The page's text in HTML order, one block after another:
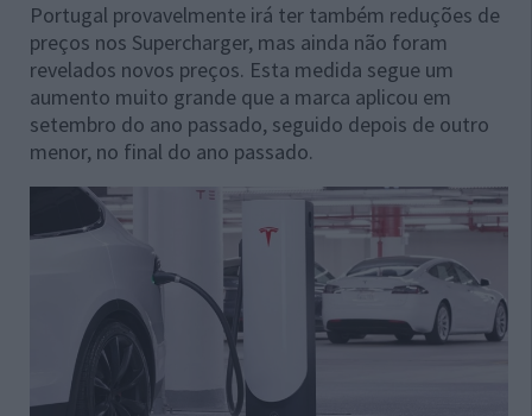
Portugal provavelmente irá ter também reduções de
preços nos Supercharger, mas ainda não foram
revelados novos preços. Esta medida segue um
aumento muito grande que a marca aplicou em
setembro do ano passado, seguido depois de outro
menor, no final do ano passado.